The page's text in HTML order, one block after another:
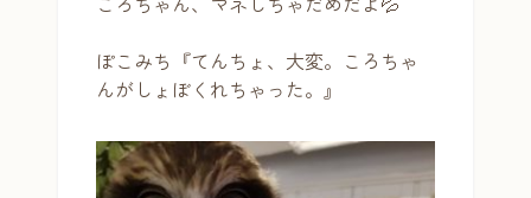
ぽこみち『てんちょ、大変。ころちゃ
んがしょぼくれちゃった。』